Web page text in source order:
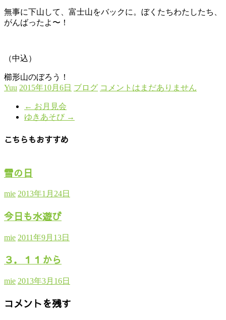
無事に下山して、富士山をバックに。ぼくたちわたしたち、
がんばったよ〜！
（中込）
櫛形山のぼろう！
Yuu 2015年10月6日 ブログ コメントはまだありません
← お月見会
ゆきあそび →
こちらもおすすめ
雪の日
mie 2013年1月24日
今日も水遊び
mie 2011年9月13日
３．１１から
mie 2013年3月16日
コメントを残す